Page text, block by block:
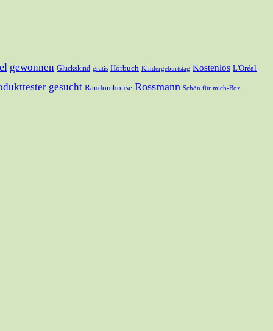
gewonnen Glückskind gratis Hörbuch Kindergeburtstag Kostenlos L'Oréal
gesucht Randomhouse Rossmann Schön für mich-Box